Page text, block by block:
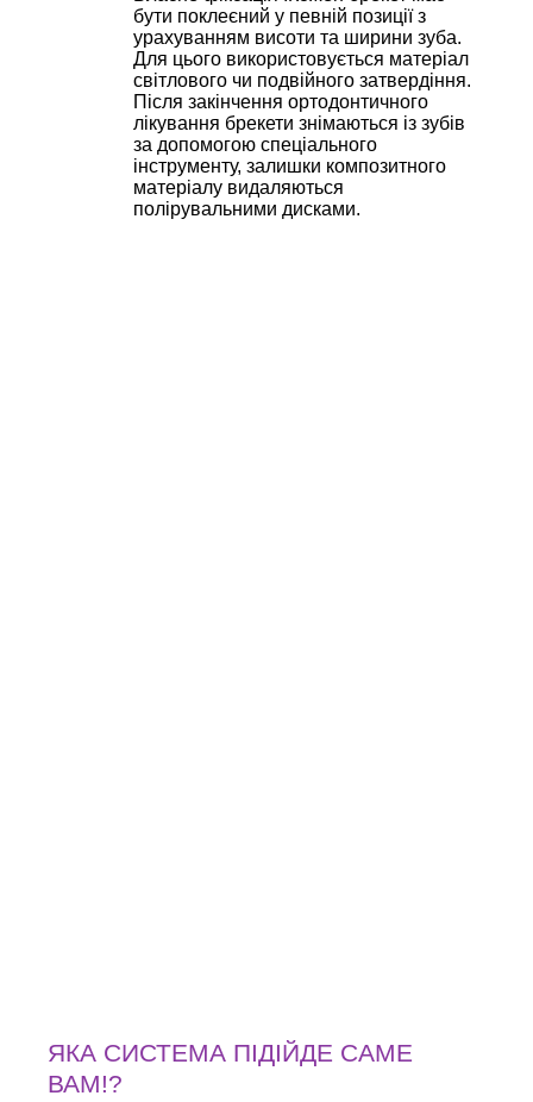
бути поклеєний у певній позиції з
урахуванням висоти та ширини зуба.
Для цього використовується матеріал
світлового чи подвійного затвердіння.
Після закінчення ортодонтичного
лікування брекети знімаються із зубів
за допомогою спеціального
інструменту, залишки композитного
матеріалу видаляються
полірувальними дисками.
ЯКА СИСТЕМА ПІДІЙДЕ САМЕ
ВАМ!?